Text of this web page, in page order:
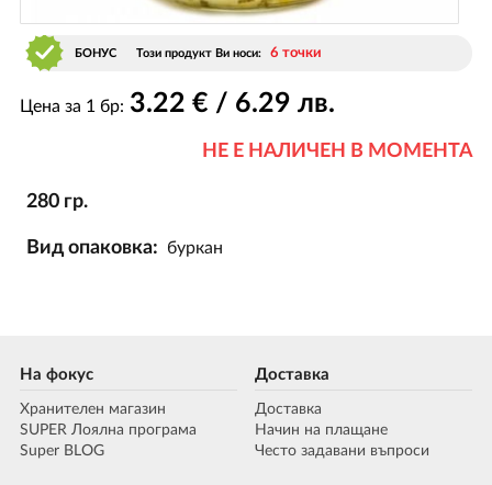
БОНУС Този продукт Ви носи: 6 точки
Цена за 1 бр: 3.22 € / 6.29 лв.
НЕ Е НАЛИЧЕН В МОМЕНТА
280 гр.
Вид опаковка: буркан
На фокус
Хранителен магазин
SUPER Лоялна програма
Super BLOG
Доставка
Доставка
Начин на плащане
Често задавани въпроси